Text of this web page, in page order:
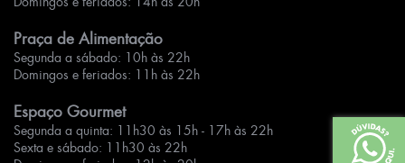
Praça de Alimentação
Segunda a sábado: 10h às 22h
Domingos e feriados: 11h às 22h
Espaço Gourmet
Segunda a quinta: 11h30 às 15h - 17h às 22h
Sexta e sábado: 11h30 às 22h